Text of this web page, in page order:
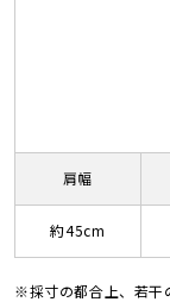
肩幅
約45cm
※採寸の都合上、若干